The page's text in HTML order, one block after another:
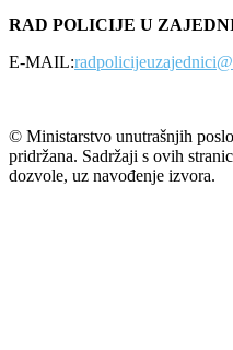
RAD POLICIJE U
E-MAIL:
© Ministarstvo unutrašnjih
pridržana. Sadržaji s ovih
dozvole, uz navođenje izvora.